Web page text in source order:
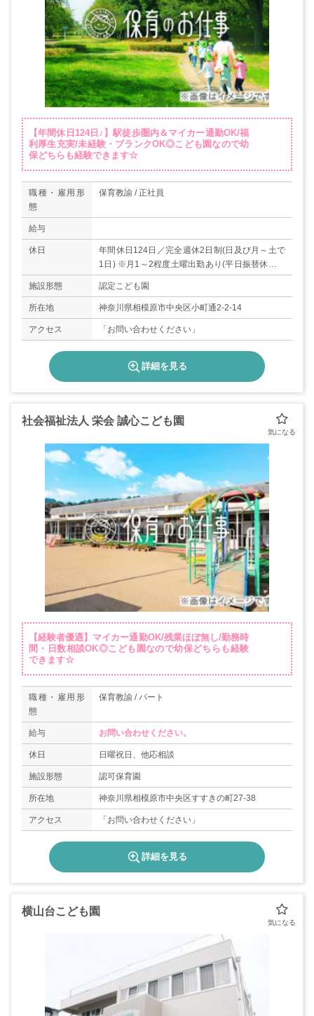
【年間休日124日♪】駅徒歩圏内＆マイカー通勤OK/福
利厚生充実/未経験・ブランクOK◎こども園なので幼
保どちらも経験できます☆
職種・雇用形
態
保育教諭 / 正社員
給与
休日
年間休日124日／完全週休2日制(日及び月～土で
1日) ※月1～2程度土曜出勤あり(平日振替休日あ
り)、祝日、年末年始休暇（12月29日～1月3
日）、育児休業取得実績あり
施設形態 認定こども園
所在地 神奈川県相模原市中央区小町通2-2-14
アクセス 「お問い合わせください」
詳細を見る
社会福祉法人 栄会 誠心こども園
【経験者優遇】マイカー通勤OK/残業ほぼ無し/勤務時
間・日数相談OK◎こども園なので幼保どちらも経験
できます☆
職種・雇用形
態
保育教諭 / パート
給与 お問い合わせください。
休日 日曜祝日、他応相談
施設形態 認可保育園
所在地 神奈川県相模原市中央区すすきの町27-38
アクセス 「お問い合わせください」
詳細を見る
横山台こども園